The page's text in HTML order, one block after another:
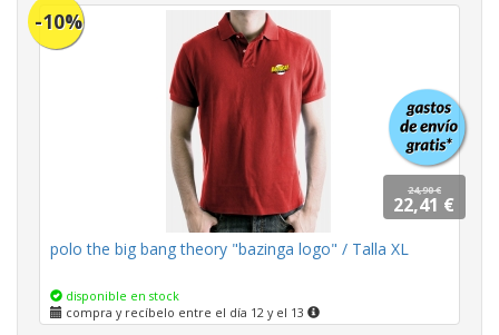
-10%
24,90 €
22,41 €
polo the big bang theory "bazinga logo" / Talla XL
disponible en stock
compra y recíbelo entre el día 12 y el 13